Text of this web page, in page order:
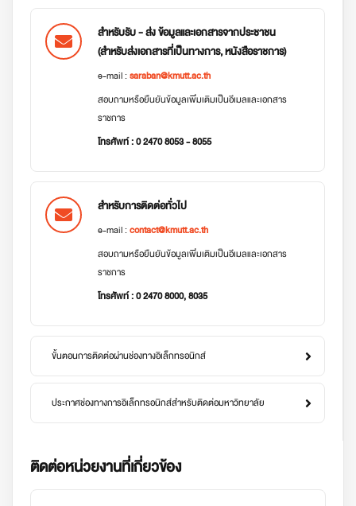
สำหรับรับ - ส่ง ข้อมูลและเอกสารจากประชาชน
(สำหรับส่งเอกสารที่เป็นทางการ, หนังสือราชการ)
e-mail :saraban@kmutt.ac.th
สอบถามหรือยืนยันข้อมูลเพิ่มเติมเป็นอีเมลและเอกสาร
ราชการ
โทรศัพท์ : 0 2470 8053 - 8055
สำหรับการติดต่อทั่วไป
e-mail :contact@kmutt.ac.th
สอบถามหรือยืนยันข้อมูลเพิ่มเติมเป็นอีเมลและเอกสาร
ราชการ
โทรศัพท์ : 0 2470 8000, 8035
ขั้นตอนการติดต่อผ่านช่องทางอิเล็กทรอนิกส์
ประกาศช่องทางการอิเล็กทรอนิกส์สำหรับติดต่อมหาวิทยาลัย
ติดต่อหน่วยงานที่เกี่ยวข้อง